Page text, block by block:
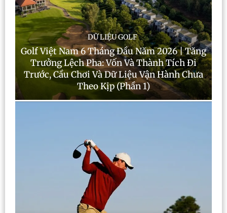
DỮ LIỆU GOLF
Golf Việt Nam 6 Tháng Đầu Năm 2026 | Tăng
Trưởng Lệch Pha: Vốn Và Thành Tích Đi
Trước, Cầu Chơi Và Dữ Liệu Vận Hành Chưa
Theo Kịp (Phần 1)